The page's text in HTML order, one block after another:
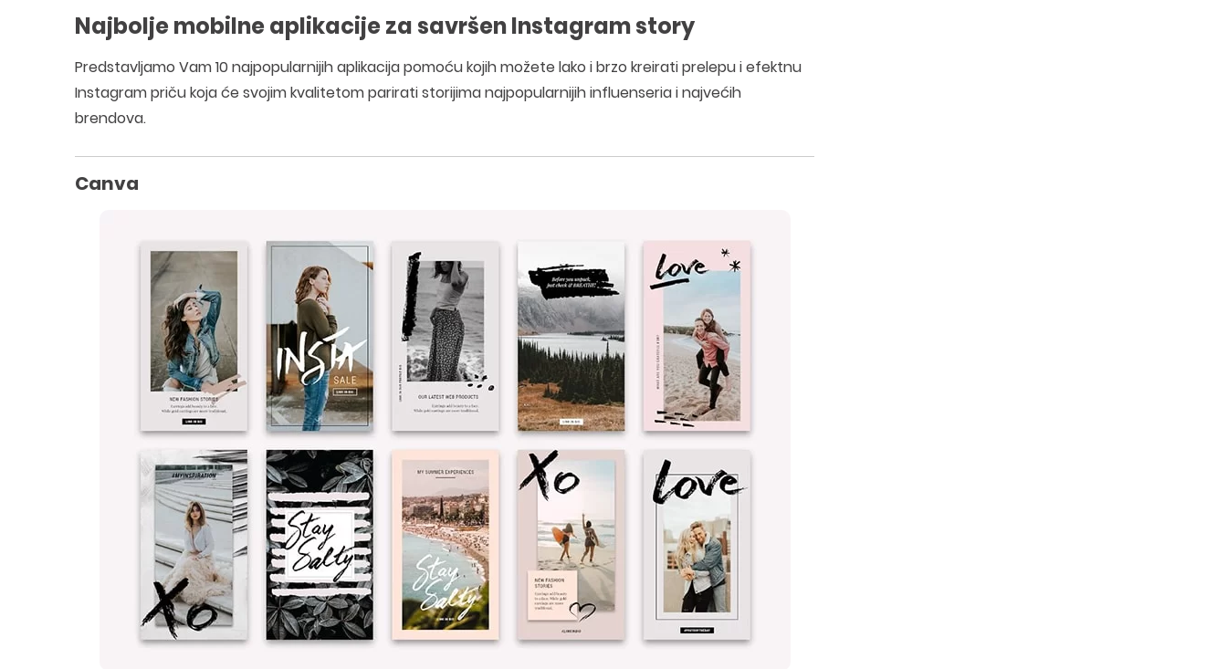
Najbolje mobilne aplikacije za savršen Instagram story
Predstavljamo Vam 10 najpopularnijih aplikacija pomoću kojih možete lako i brzo kreirati prelepu i efektnu
Instagram priču koja će svojim kvalitetom parirati storijima najpopularnijih influenseria i najvećih
brendova.
Canva